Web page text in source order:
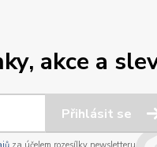
akce a
Přihlásit se